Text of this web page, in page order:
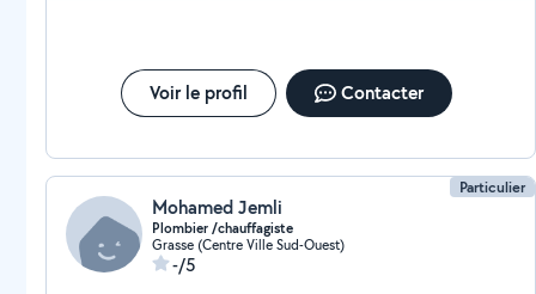
Voir le profil Contacter
Particulier
Mohamed Jemli
Plombier /chauffagiste
Grasse (Centre Ville Sud-Ouest)
-/5